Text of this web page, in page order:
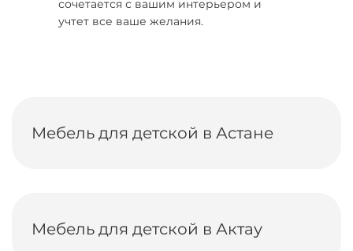
сочетается с вашим интерьером и
учтет все ваше желания.
Мебель для детской в Астане
Мебель для детской в Актау